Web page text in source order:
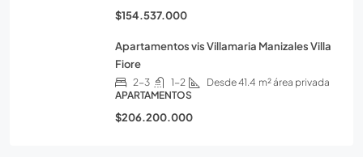
$154.537.000
Apartamentos vis Villamaria Manizales Villa
Fiore
2-3 1-2 Desde 41.4 m² área privada
APARTAMENTOS
$206.200.000